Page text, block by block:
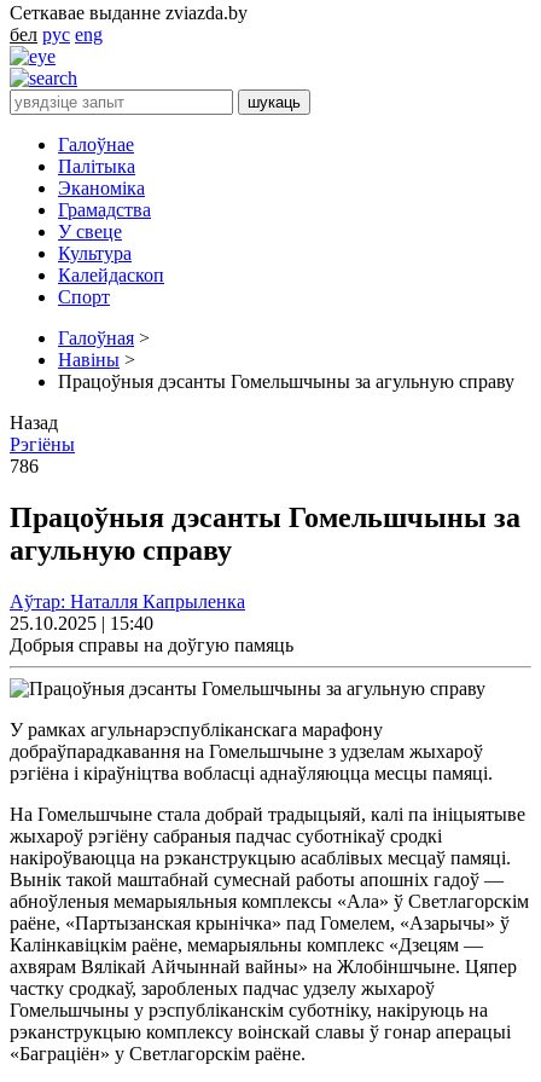
Сеткавае выданне zviazda.by
бел рус eng
Галоўнае
Палітыка
Эканоміка
Грамадства
У свеце
Культура
Калейдаскоп
Спорт
Галоўная >
Навіны >
Працоўныя дэсанты Гомельшчыны за агульную справу
Назад
Рэгіёны
786
Працоўныя дэсанты Гомельшчыны за
агульную справу
Аўтар: Наталля Капрыленка
25.10.2025 | 15:40
Добрыя справы на доўгую памяць
У рамках агульнарэспубліканскага марафону
добраўпарадкавання на Гомельшчыне з удзелам жыхароў
рэгіёна і кіраўніцтва вобласці аднаўляюцца месцы памяці.
На Гомельшчыне стала добрай традыцыяй, калі па ініцыятыве
жыхароў рэгіёну сабраныя падчас суботнікаў сродкі
накіроўваюцца на рэканструкцыю асаблівых месцаў памяці.
Вынік такой маштабнай сумеснай работы апошніх гадоў —
абноўленыя мемарыяльныя комплексы «Ала» ў Светлагорскім
раёне, «Партызанская крынічка» пад Гомелем, «Азарычы» ў
Калінкавіцкім раёне, мемарыяльны комплекс «Дзецям —
ахвярам Вялікай Айчыннай вайны» на Жлобіншчыне. Цяпер
частку сродкаў, заробленых падчас удзелу жыхароў
Гомельшчыны у рэспубліканскім суботніку, накіруюць на
рэканструкцыю комплексу воінскай славы ў гонар аперацыі
«Баграціён» у Светлагорскім раёне.